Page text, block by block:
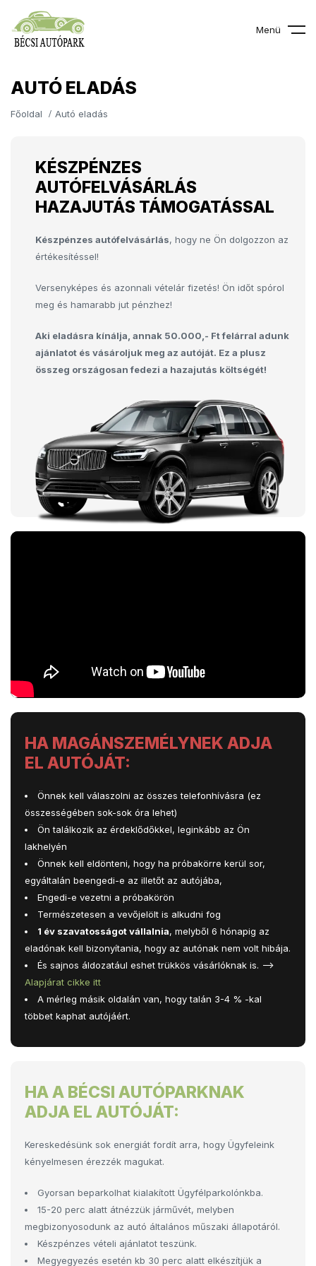
Menü
AUTÓ ELADÁS
Főoldal Autó eladás
KÉSZPÉNZES
AUTÓFELVÁSÁRLÁS
HAZAJUTÁS TÁMOGATÁSSAL
Készpénzes autófelvásárlás, hogy ne Ön dolgozzon az
értékesítéssel!
Versenyképes és azonnali vételár fizetés! Ön időt spórol
meg és hamarabb jut pénzhez!
Aki eladásra kínálja, annak 50.000,- Ft felárral adunk
ajánlatot és vásároljuk meg az autóját. Ez a plusz
összeg országosan fedezi a hazajutás költségét!
HA MAGÁNSZEMÉLYNEK ADJA
EL AUTÓJÁT:
Önnek kell válaszolni az összes telefonhívásra (ez
összességében sok-sok óra lehet)
Ön találkozik az érdeklődőkkel, leginkább az Ön
lakhelyén
Önnek kell eldönteni, hogy ha próbakörre kerül sor,
egyáltalán beengedi-e az illetőt az autójába,
Engedi-e vezetni a próbakörön
Természetesen a vevőjelölt is alkudni fog
1 év szavatosságot vállalnia, melyből 6 hónapig az
eladónak kell bizonyítania, hogy az autónak nem volt hibája.
És sajnos áldozatául eshet trükkös vásárlóknak is. –>
Alapjárat cikke itt
A mérleg másik oldalán van, hogy talán 3-4 % -kal
többet kaphat autójáért.
HA A BÉCSI AUTÓPARKNAK
ADJA EL AUTÓJÁT:
Kereskedésünk sok energiát fordít arra, hogy Ügyfeleink
kényelmesen érezzék magukat.
Gyorsan beparkolhat kialakított Ügyfélparkolónkba.
15-20 perc alatt átnézzük járművét, melyben
megbizonyosodunk az autó általános műszaki állapotáról.
Készpénzes vételi ajánlatot teszünk.
Megyegyezés esetén kb 30 perc alatt elkészítjük a